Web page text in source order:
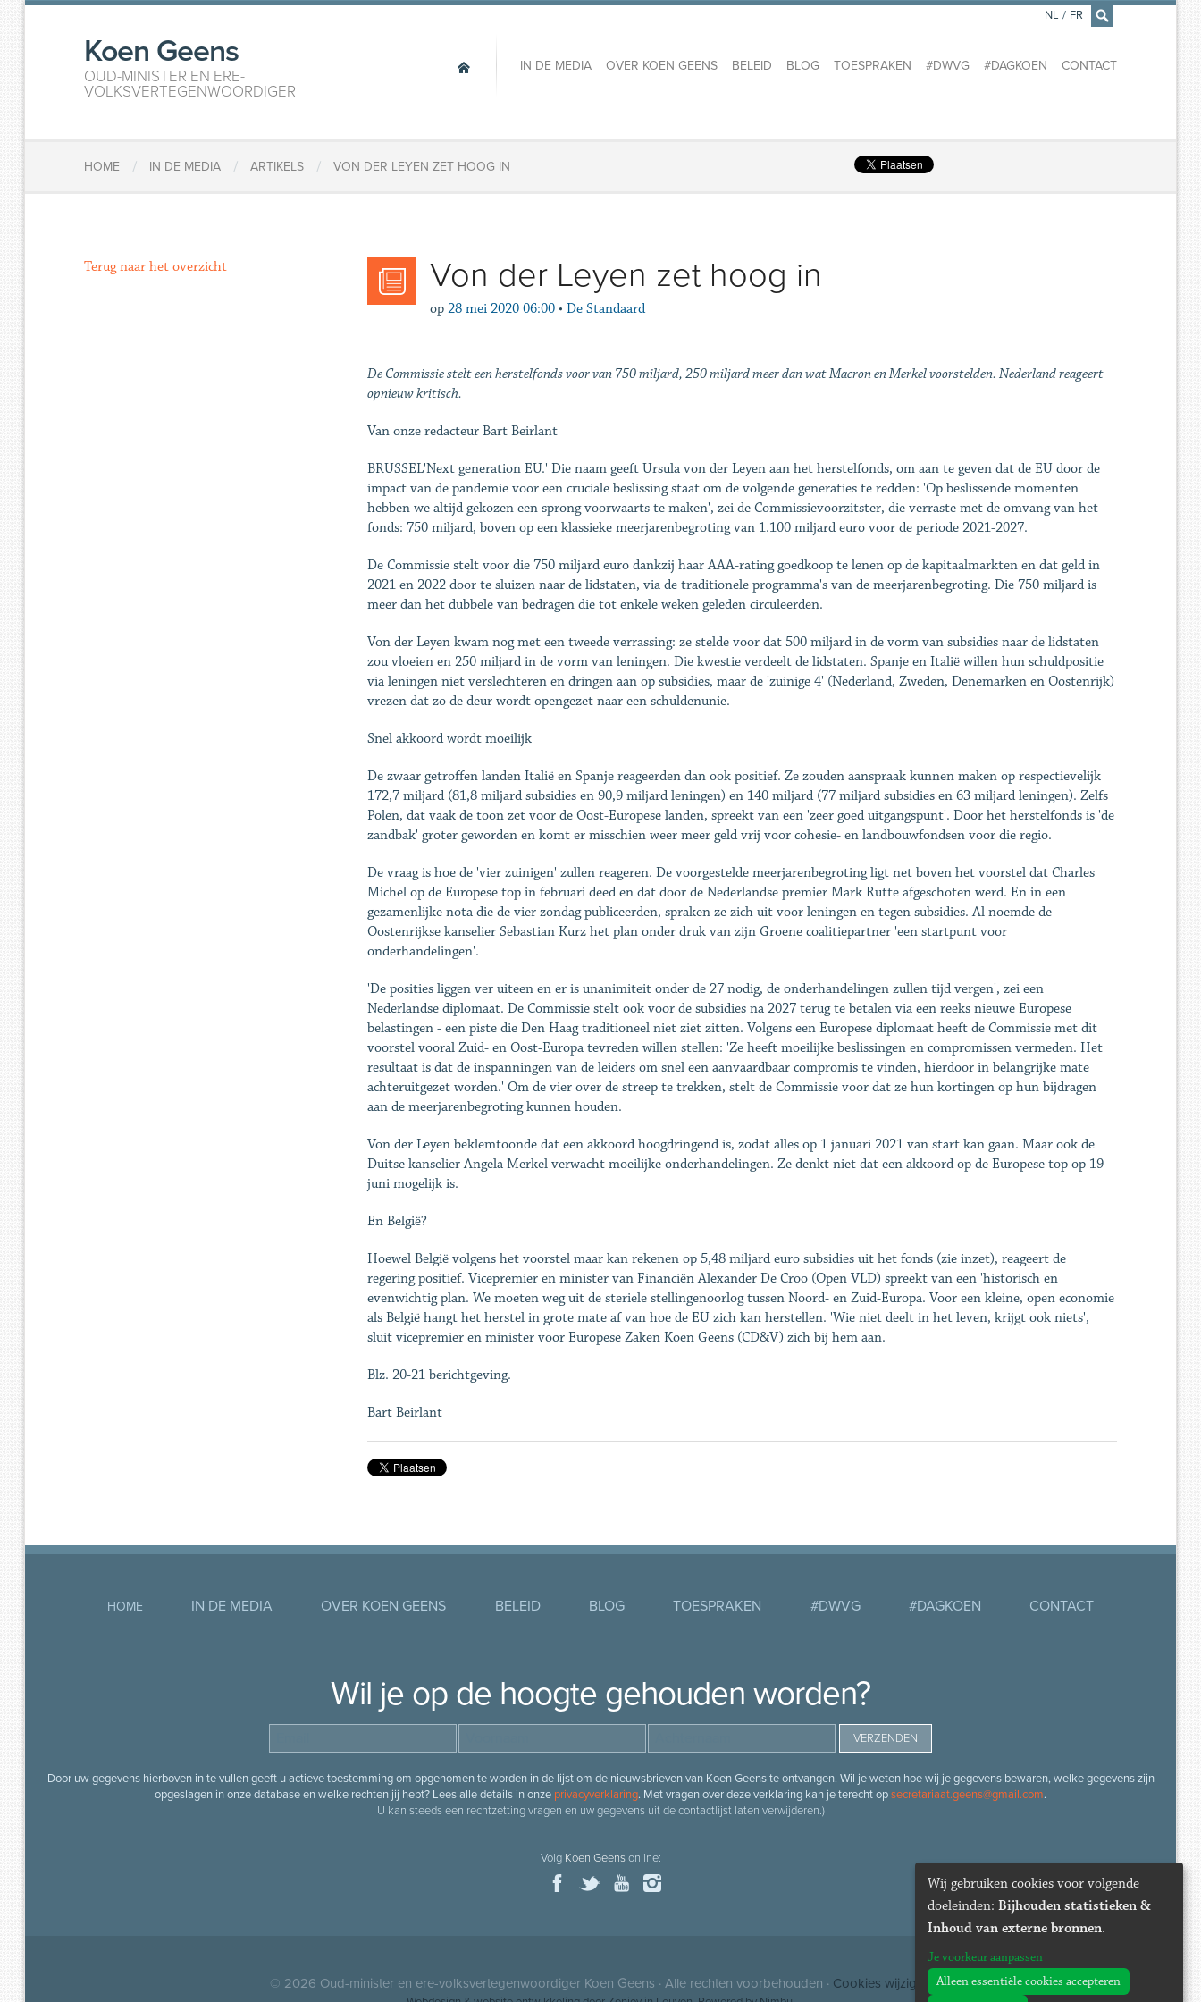
×
Koen Geens
OUD-MINISTER EN ERE-
VOLKSVERTEGENWOORDIGER
IN DE MEDIA OVER KOEN GEENS BELEID BLOG TOESPRAKEN #DWVG #DAGKOEN CONTACT
NL / FR
HOME / IN DE MEDIA / ARTIKELS / VON DER LEYEN ZET HOOG IN
Von der Leyen zet hoog in
op 28 mei 2020 06:00 • De Standaard
De Commissie stelt een herstelfonds voor van 750 miljard, 250 miljard meer dan wat Macron en Merkel voorstelden. Nederland reageert
opnieuw kritisch.
Van onze redacteur Bart Beirlant
BRUSSEL'Next generation EU.' Die naam geeft Ursula von der Leyen aan het herstelfonds, om aan te geven dat de EU door de
impact van de pandemie voor een cruciale beslissing staat om de volgende generaties te redden: 'Op beslissende momenten
hebben we altijd gekozen een sprong voorwaarts te maken', zei de Commissievoorzitster, die verraste met de omvang van het
fonds: 750 miljard, boven op een klassieke meerjarenbegroting van 1.100 miljard euro voor de periode 2021-2027.
De Commissie stelt voor die 750 miljard euro dankzij haar AAA-rating goedkoop te lenen op de kapitaalmarkten en dat geld in
2021 en 2022 door te sluizen naar de lidstaten, via de traditionele programma's van de meerjaren­begroting. Die 750 miljard is
meer dan het dubbele van bedragen die tot enkele weken geleden circuleerden.
Von der Leyen kwam nog met een tweede verrassing: ze stelde voor dat 500 miljard in de vorm van subsidies naar de lidstaten
zou vloeien en 250 miljard in de vorm van leningen. Die kwestie verdeelt de lidstaten. Spanje en Italië willen hun schuldpositie
via leningen niet verslechteren en dringen aan op subsidies, maar de 'zuinige 4' (Nederland, Zweden, Denemarken en Oostenrijk)
vrezen dat zo de deur wordt open­gezet naar een schuldenunie.
Snel akkoord wordt moeilijk
De zwaar getroffen landen Italië en Spanje reageerden dan ook positief. Ze zouden aanspraak kunnen maken op respectievelijk
172,7 miljard (81,8 miljard subsidies en 90,9 miljard leningen) en 140 miljard (77 miljard subsidies en 63 miljard leningen). Zelfs
Polen, dat vaak de toon zet voor de Oost-Europese landen, spreekt van een 'zeer goed uitgangspunt'. Door het herstelfonds is 'de
zandbak' groter geworden en komt er misschien weer meer geld vrij voor cohesie- en landbouwfondsen voor die regio.
De vraag is hoe de 'vier zuinigen' zullen reageren. De voorgestelde meerjarenbegroting ligt net boven het voorstel dat Charles
Michel op de Europese top in ­februari deed en dat door de Nederlandse premier Mark Rutte afgeschoten werd. En in een
gezamenlijke nota die de vier zondag publiceerden, spraken ze zich uit voor leningen en tegen subsidies. Al noemde de
Oostenrijkse kanselier Sebastian Kurz het plan onder druk van zijn Groene coalitiepartner 'een startpunt voor
onderhandelingen'.
'De posities liggen ver uiteen en er is unanimiteit onder de 27 nodig, de onderhandelingen zullen tijd vergen', zei een
Nederlandse diplomaat. De Commissie stelt ook voor de subsidies na 2027 terug te betalen via een reeks nieuwe Europese
belastingen - een piste die Den Haag traditioneel niet ziet zitten. Volgens een Europese diplomaat heeft de Commissie met dit
voorstel vooral Zuid- en Oost-Europa tevreden willen stellen: 'Ze heeft moeilijke beslissingen en compromissen vermeden. Het
resultaat is dat de inspanningen van de leiders om snel een aanvaardbaar compromis te vinden, hierdoor in belangrijke mate
achteruitgezet worden.' Om de vier over de streep te trekken, stelt de Commissie voor dat ze hun kortingen op hun bijdragen
aan de meerjarenbegroting kunnen houden.
Von der Leyen beklemtoonde dat een akkoord hoogdringend is, zodat alles op 1 januari 2021 van start kan gaan. Maar ook de
Duitse kanselier Angela Merkel verwacht moeilijke onderhandelingen. Ze denkt niet dat een akkoord op de Europese top op 19
juni mogelijk is.
En België?
Hoewel België volgens het voorstel maar kan rekenen op 5,48 miljard euro subsidies uit het fonds (zie inzet), reageert de
regering positief. Vicepremier en minister van Financiën Alexander De Croo (Open VLD) spreekt van een 'historisch en
evenwichtig plan. We moeten weg uit de steriele stellingenoorlog tussen Noord- en Zuid-Europa. Voor een kleine, open economie
als België hangt het herstel in grote mate af van hoe de EU zich kan herstellen. 'Wie niet deelt in het leven, krijgt ook niets',
sluit vicepremier en minister voor Europese Zaken Koen Geens (CD&V) zich bij hem aan.
Blz. 20-21 berichtgeving.
Bart Beirlant
Terug naar het overzicht
HOME IN DE MEDIA OVER KOEN GEENS BELEID BLOG TOESPRAKEN #DWVG #DAGKOEN CONTACT
Wil je op de hoogte gehouden worden?
Door uw gegevens hierboven in te vullen geeft u actieve toestemming om opgenomen te worden in de lijst om de nieuwsbrieven van Koen Geens te ontvangen. Wil je weten hoe wij je gegevens bewaren, welke gegevens zijn
opgeslagen in onze database en welke rechten jij hebt? Lees alle details in onze privacyverklaring. Met vragen over deze verklaring kan je terecht opsecretariaat.geens@gmail.com.
U kan steeds een rechtzetting vragen en uw gegevens uit de contactlijst laten verwijderen.)
Volg Koen Geensonline:
© 2026 Oud-minister en ere-volksvertegenwoordiger Koen Geens · Alle rechten voorbehouden · Cookies wijzigen
Wij gebruiken cookies voor volgende
doeleinden: Bijhouden statistieken &
Inhoud van externe bronnen.
Je voorkeur aanpassen
Alleen essentiële cookies accepteren